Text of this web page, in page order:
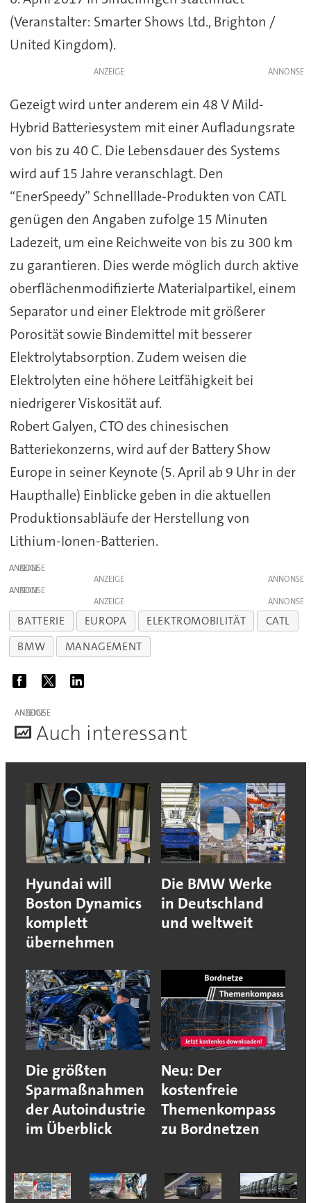
(Veranstalter: Smarter Shows Ltd., Brighton /
United Kingdom).
ANZEIGE
Gezeigt wird unter anderem ein 48 V Mild-
Hybrid Batteriesystem mit einer Aufladungsrate
von bis zu 40 C. Die Lebensdauer des Systems
wird auf 15 Jahre veranschlagt. Den
“EnerSpeedy” Schnelllade-Produkten von CATL
genügen den Angaben zufolge 15 Minuten
Ladezeit, um eine Reichweite von bis zu 300 km
zu garantieren. Dies werde möglich durch aktive
oberflächenmodifizierte Materialpartikel, einem
Separator und einer Elektrode mit größerer
Porosität sowie Bindemittel mit besserer
Elektrolytabsorption. Zudem weisen die
Elektrolyten eine höhere Leitfähigkeit bei
niedrigerer Viskosität auf.
Robert Galyen, CTO des chinesischen
Batteriekonzerns, wird auf der Battery Show
Europe in seiner Keynote (5. April ab 9 Uhr in der
Haupthalle) Einblicke geben in die aktuellen
Produktionsabläufe der Herstellung von
Lithium-Ionen-Batterien.
ANZEIGE
ANZEIGE
ANZEIGE
ANZEIGE
BATTERIE EUROPA ELEKTROMOBILITÄT
CATL
BMW
MANAGEMENT
ANZEIGE
Auch interessant
Hyundai will
Boston Dynamics
komplett
übernehmen
Die BMW Werke
in Deutschland
und weltweit
Die größten
Sparmaßnahmen
der Autoindustrie
im Überblick
Neu: Der
kostenfreie
Themenkompass
zu Bordnetzen